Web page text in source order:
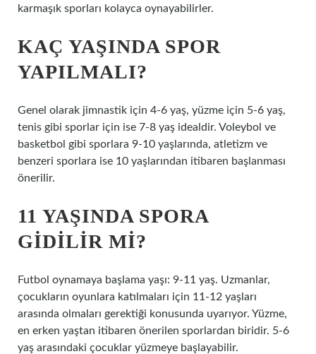
karmaşık sporları kolayca oynayabilirler.
KAÇ YAŞINDA SPOR
YAPILMALI?
Genel olarak jimnastik için 4-6 yaş, yüzme için 5-6 yaş,
tenis gibi sporlar için ise 7-8 yaş idealdir. Voleybol ve
basketbol gibi sporlara 9-10 yaşlarında, atletizm ve
benzeri sporlara ise 10 yaşlarından itibaren başlanması
önerilir.
11 YAŞINDA SPORA
GIDILIR MI?
Futbol oynamaya başlama yaşı: 9-11 yaş. Uzmanlar,
çocukların oyunlara katılmaları için 11-12 yaşları
arasında olmaları gerektiği konusunda uyarıyor. Yüzme,
en erken yaştan itibaren önerilen sporlardan biridir. 5-6
yaş arasındaki çocuklar yüzmeye başlayabilir.